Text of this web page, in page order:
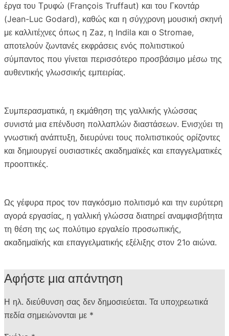
έργα του Τρυφώ (François Truffaut) και του Γκοντάρ
(Jean-Luc Godard), καθώς και η σύγχρονη μουσική σκηνή
με καλλιτέχνες όπως η Zaz, η Indila και ο Stromae,
αποτελούν ζωντανές εκφράσεις ενός πολιτιστικού
σύμπαντος που γίνεται περισσότερο προσβάσιμο μέσω της
αυθεντικής γλωσσικής εμπειρίας.
Συμπερασματικά, η εκμάθηση της γαλλικής γλώσσας
συνιστά μια επένδυση πολλαπλών διαστάσεων. Ενισχύει τη
γνωστική ανάπτυξη, διευρύνει τους πολιτιστικούς ορίζοντες
και δημιουργεί ουσιαστικές ακαδημαϊκές και επαγγελματικές
προοπτικές.
Ως γέφυρα προς τον παγκόσμιο πολιτισμό και την ευρύτερη
αγορά εργασίας, η γαλλική γλώσσα διατηρεί αναμφισβήτητα
τη θέση της ως πολύτιμο εργαλείο προσωπικής,
ακαδημαϊκής και επαγγελματικής εξέλιξης στον 21ο αιώνα.
Αφήστε μια απάντηση
Η ηλ. διεύθυνση σας δεν δημοσιεύεται. Τα υποχρεωτικά
πεδία σημειώνονται με *